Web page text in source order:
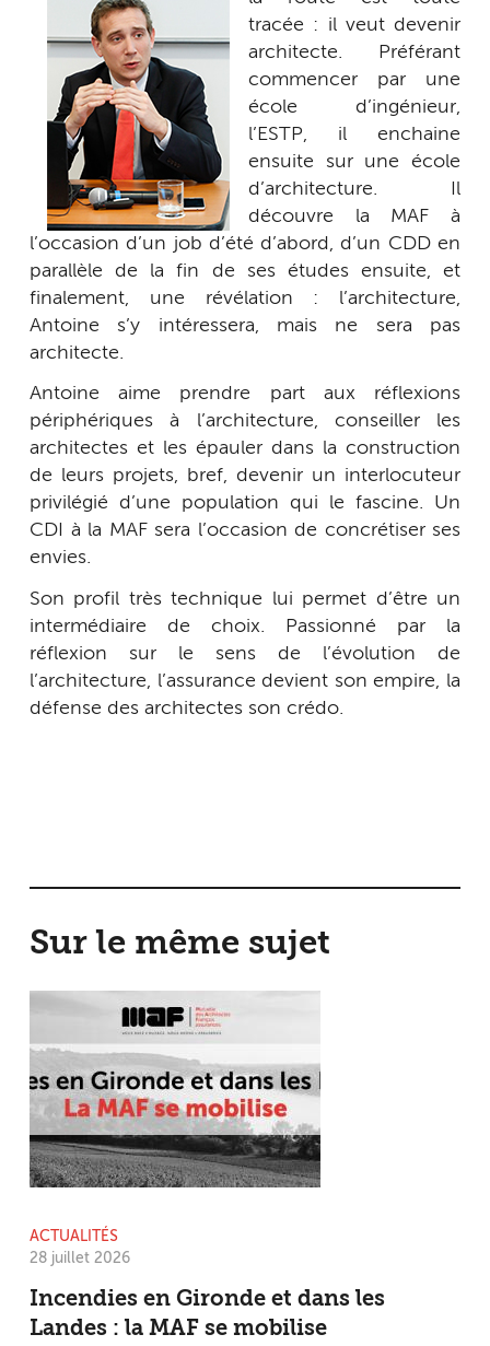
tracée : il veut devenir
architecte. Préférant
commencer par une
école d’ingénieur,
l’ESTP, il enchaine
ensuite sur une école
d’architecture. Il
découvre la MAF à
l’occasion d’un job d’été d’abord, d’un CDD en
parallèle de la fin de ses études ensuite, et
finalement, une révélation : l’architecture,
Antoine s’y intéressera, mais ne sera pas
architecte.
Antoine aime prendre part aux réflexions
périphériques à l’architecture, conseiller les
architectes et les épauler dans la construction
de leurs projets, bref, devenir un interlocuteur
privilégié d’une population qui le fascine. Un
CDI à la MAF sera l’occasion de concrétiser ses
envies.
Son profil très technique lui permet d’être un
intermédiaire de choix. Passionné par la
réflexion sur le sens de l’évolution de
l’architecture, l’assurance devient son empire, la
défense des architectes son crédo.
Sur le même sujet
ACTUALITÉS
28 juillet 2026
Incendies en Gironde et dans les
Landes : la MAF se mobilise